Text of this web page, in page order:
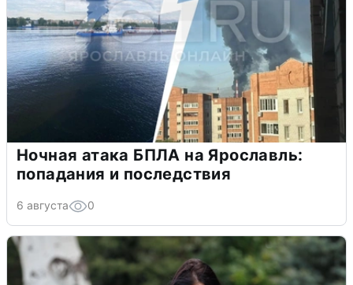
Ночная атака БПЛА на Ярославль:
попадания и последствия
6 августа 0